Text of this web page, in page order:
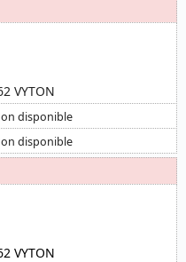
VYTON
disponible
disponible
VYTON